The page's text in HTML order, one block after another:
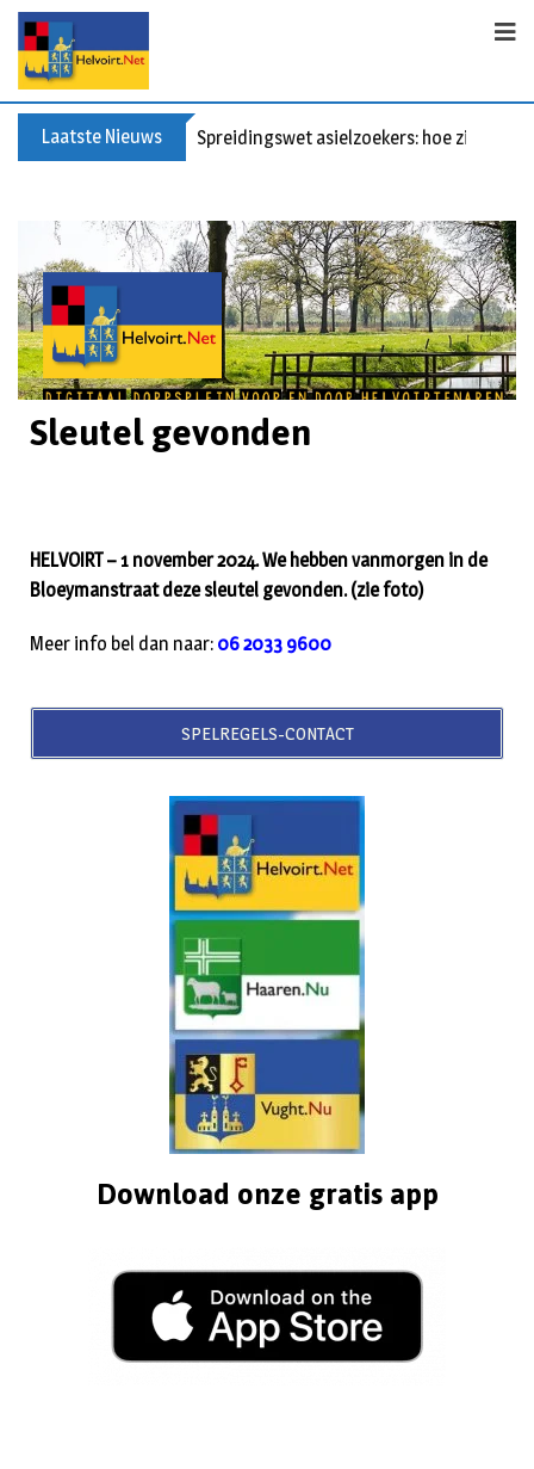
Laatste Nieuws Spreidingswet asielzoekers: hoe zit dat?
Sleutel gevonden
HELVOIRT – 1 november 2024. We hebben vanmorgen in de
Bloeymanstraat deze sleutel gevonden. (zie foto)
Meer info bel dan naar: 06 2033 9600
SPELREGELS-CONTACT
Download onze gratis app